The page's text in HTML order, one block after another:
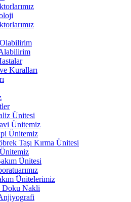
Kuralları
Ünitesi
Ünitemiz
Ünitemiz
Taşı Kırma Ünitesi
Ünitesi
Ünitelerimiz
Doku Nakli